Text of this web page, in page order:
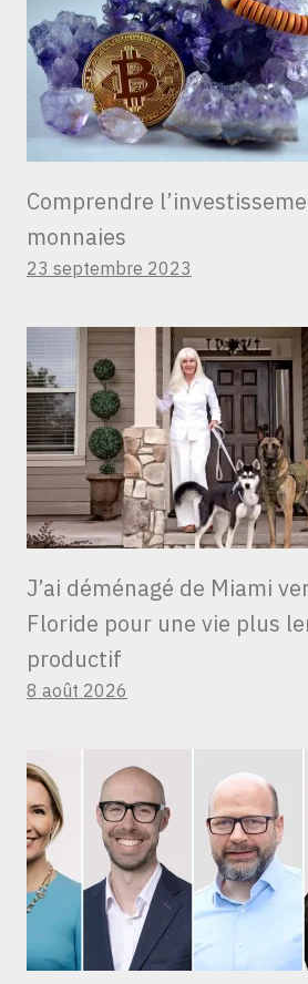
Comprendre
monnaies
23 septembre 2023
J’ai déménagé de Miami
Floride pour une vie plus
productif
8 août 2026